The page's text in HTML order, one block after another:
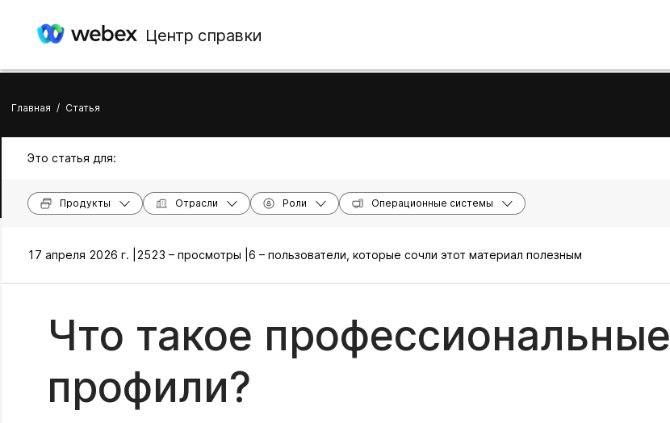
Центр справки
Главная / Статья
Это статья для:
Продукты Отрасли Роли Операционные системы
17 апреля 2026 г. | 2523 – просмотры | 6 – пользователи, которые сочли этот материал полезным
Что такое профессиональные
профили?